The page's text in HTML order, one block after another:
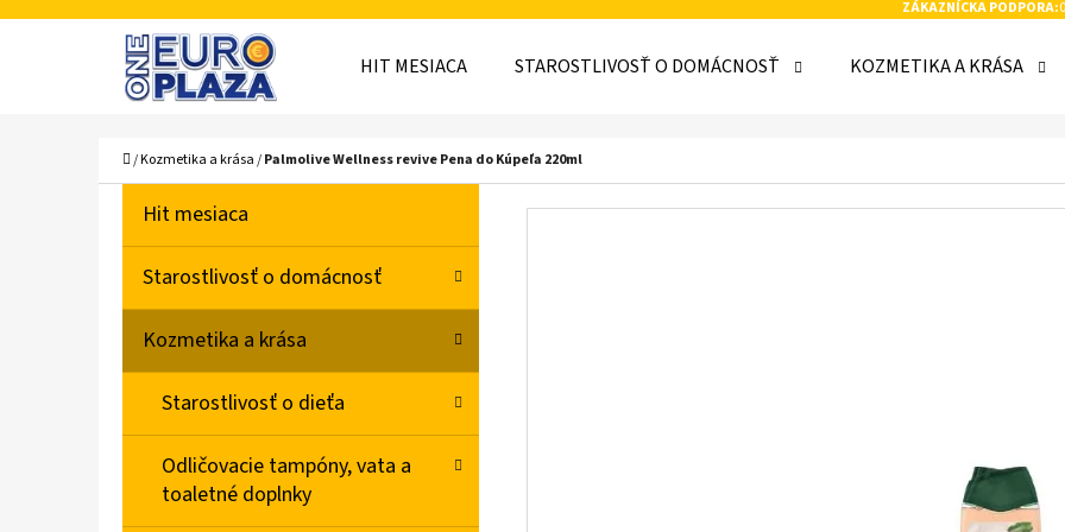
Prejsť
ZÁKAZNÍCKA PODPORA:
HIT MESIACA STAROSTLIVOSŤ O DOMÁCNOSŤ KOZMETIKA A KRÁSA
Domov
/Kozmetika a krása/Palmolive Wellness revive Pena do Kúpeľa 220ml
N
Preskočiť
kategórie
G
R
E
Hit mesiaca
Starostlivosť o domácnosť
Kozmetika a krása
Starostlivosť o dieťa
Odličovacie tampóny, vata a
toaletné doplnky
K
Späť
Späť
ČO POTREBUJETE NÁJSŤ?